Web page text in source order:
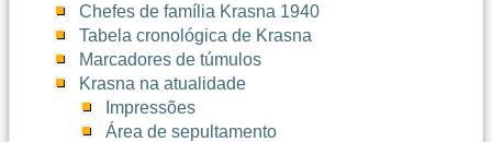
Chefes de família Krasna 1940
Tabela cronológica de Krasna
Marcadores de túmulos
Krasna na atualidade
Impressões
Área de sepultamento